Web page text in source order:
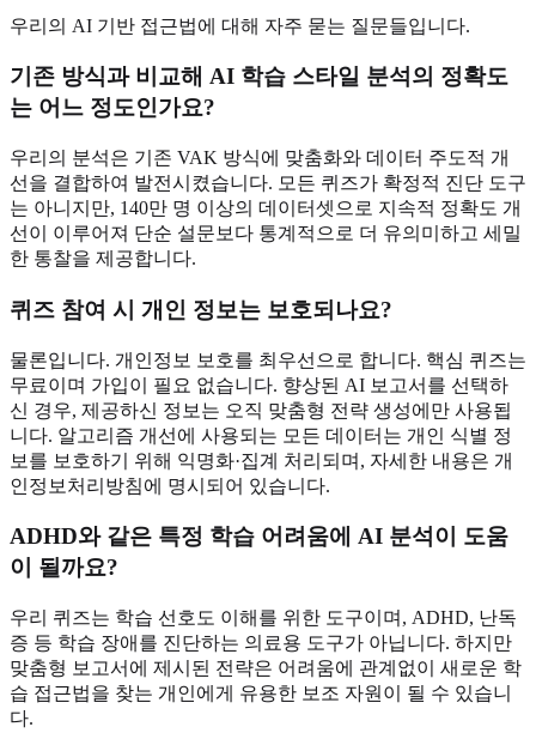
우리의 AI 기반 접근법에 대해 자주 묻는 질문들입니다.
기존 방식과 비교해 AI 학습 스타일 분석의 정확도
는 어느 정도인가요?
우리의 분석은 기존 VAK 방식에 맞춤화와 데이터 주도적 개
선을 결합하여 발전시켰습니다. 모든 퀴즈가 확정적 진단 도구
는 아니지만, 140만 명 이상의 데이터셋으로 지속적 정확도 개
선이 이루어져 단순 설문보다 통계적으로 더 유의미하고 세밀
한 통찰을 제공합니다.
퀴즈 참여 시 개인 정보는 보호되나요?
물론입니다. 개인정보 보호를 최우선으로 합니다. 핵심 퀴즈는
무료이며 가입이 필요 없습니다. 향상된 AI 보고서를 선택하
신 경우, 제공하신 정보는 오직 맞춤형 전략 생성에만 사용됩
니다. 알고리즘 개선에 사용되는 모든 데이터는 개인 식별 정
보를 보호하기 위해 익명화·집계 처리되며, 자세한 내용은 개
인정보처리방침에 명시되어 있습니다.
ADHD와 같은 특정 학습 어려움에 AI 분석이 도움
이 될까요?
우리 퀴즈는 학습 선호도 이해를 위한 도구이며, ADHD, 난독
증 등 학습 장애를 진단하는 의료용 도구가 아닙니다. 하지만
맞춤형 보고서에 제시된 전략은 어려움에 관계없이 새로운 학
습 접근법을 찾는 개인에게 유용한 보조 자원이 될 수 있습니
다.